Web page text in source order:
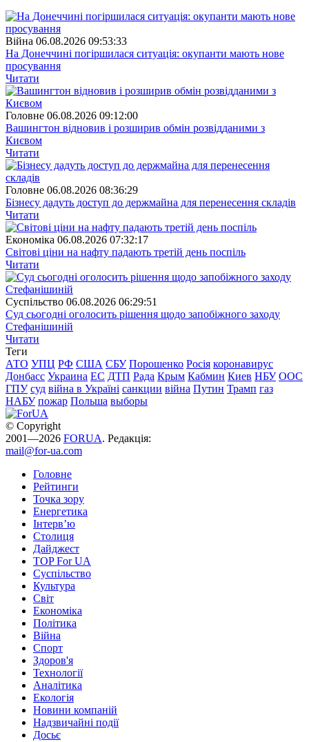
Війна 06.08.2026 09:53:33
На Донеччині погіршилася ситуація: окупанти мають нове
просування
Читати
Головне 06.08.2026 09:12:00
Вашингтон відновив і розширив обмін розвідданими з
Києвом
Читати
Головне 06.08.2026 08:36:29
Бізнесу дадуть доступ до держмайна для перенесення складів
Читати
Економіка 06.08.2026 07:32:17
Світові ціни на нафту падають третій день поспіль
Читати
Суспiльство 06.08.2026 06:29:51
Суд сьогодні оголосить рішення щодо запобіжного заходу
Стефанішиній
Читати
Теги
АТО УПЦ РФ США СБУ Порошенко Росія коронавирус
Донбасс Украина ЕС ДТП Рада Крым Кабмин Киев НБУ ООС
ГПУ суд війна в Україні санкции війна Путин Трамп газ
НАБУ пожар Польша выборы
© Copyright
2001—2026 FORUA. Редакція:
mail@for-ua.com
Головне
Рейтинги
Точка зору
Енергетика
Інтерв’ю
Столиця
Дайджест
TOP For UA
Суспiльство
Культура
Світ
Економіка
Політика
Війна
Спорт
Здоров'я
Технології
Аналітика
Екологія
Новини компаній
Надзвичайні події
Досьє